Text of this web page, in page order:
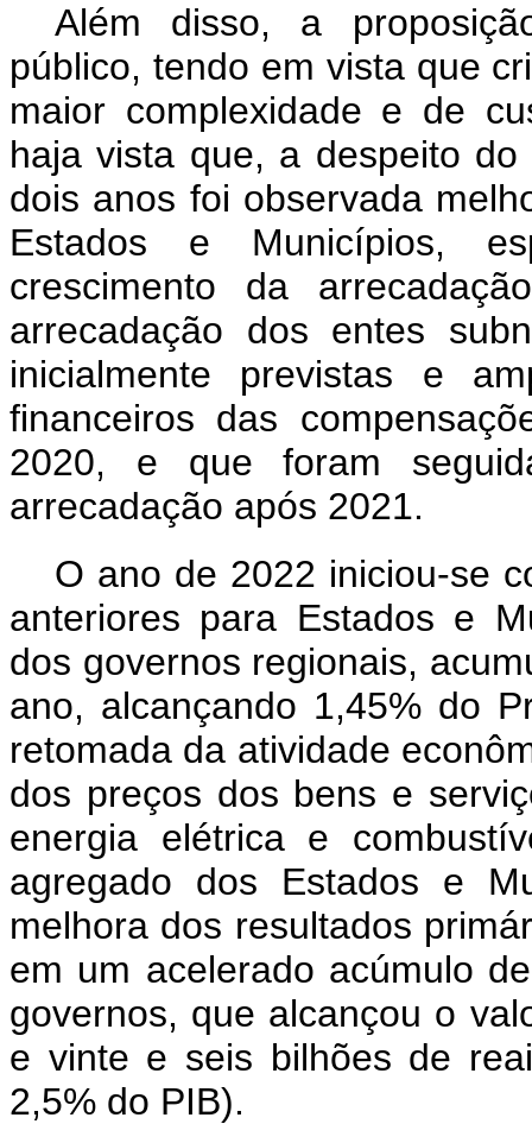
Além disso, a
público, tendo em vista que
maior complexidade e de
haja vista que, a despeito
dois anos foi observada
Estados e Municípios,
crescimento da
arrecadação dos entes
inicialmente previstas e
financeiros das
2020, e que foram
arrecadação após 2021.
O ano de 2022 iniciou-se
anteriores para Estados e
dos governos regionais,
ano, alcançando 1,45% do
retomada da atividade
dos preços dos bens e
energia elétrica e
agregado dos Estados e
melhora dos resultados
em um acelerado acúmulo
governos, que alcançou o
e vinte e seis bilhões de
2,5% do PIB).